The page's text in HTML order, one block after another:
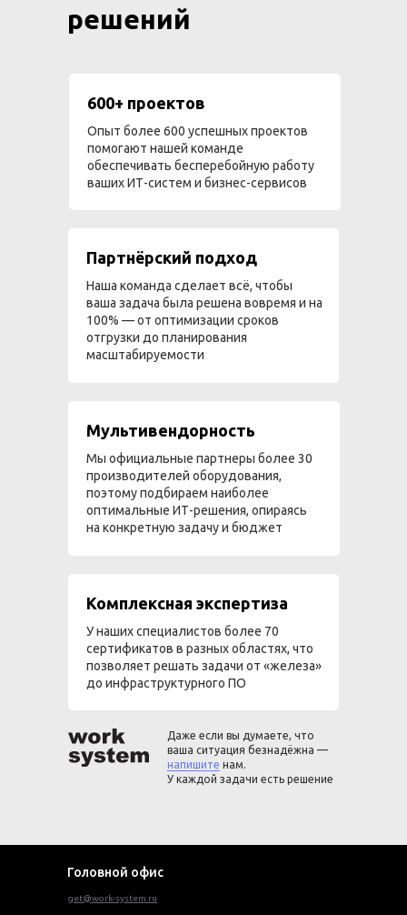
решений
600+ проектов
Опыт более 600 успешных проектов
помогают нашей команде
обеспечивать бесперебойную работу
ваших ИТ-систем и бизнес-сервисов
Мультивендорность
Мы официальные партнеры более 30
производителей оборудования,
поэтому подбираем наиболее
оптимальные ИТ-решения, опираясь
на конкретную задачу и бюджет
Комплексная экспертиза
У наших специалистов более 70
сертификатов в разных областях, что
позволяет решать задачи от «железа»
до инфраструктурного ПО
Партнёрский подход
Наша команда сделает всё, чтобы
ваша задача была решена вовремя и на
100% — от оптимизации сроков
отгрузки до планирования
масштабируемости
Даже если вы думаете, что
ваша ситуация безнадёжна —
напишите нам.
У каждой задачи есть решение
get@work-system.ru
Головной офис